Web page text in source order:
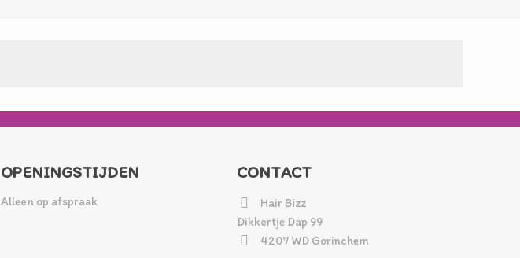
OPENINGSTIJDEN
Alleen op afspraak
CONTACT
Hair Bizz
Dikkertje Dap 99
4207 WD Gorinchem